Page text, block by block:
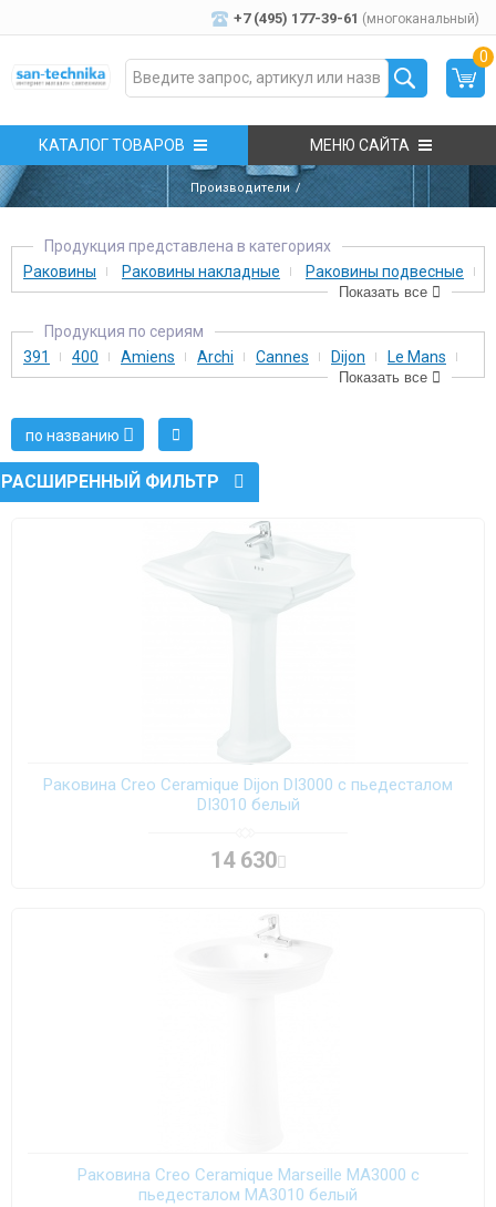
+7 (495) 177-39-61 (многоканальный)
0
КАТАЛОГ ТОВАРОВ МЕНЮ САЙТА
Производители
РАСШИРЕННЫЙ ФИЛЬТР
Продукция представлена в категориях
Раковины
Раковины накладные
Раковины подвесные
Унитазы с бачком
Показать все
Продукция по сериям
391
400 Amiens Archi Cannes Dijon
Le Mans
Pau
Project
Rennes
Tours
Показать все
по названию
Раковина Creo Ceramique Dijon DI3000 с пьедесталом
DI3010 белый
14 630
Раковина Creo Ceramique Marseille MA3000 с
пьедесталом MA3010 белый